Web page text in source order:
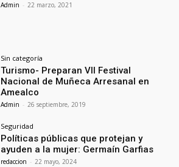
Admin - 22 marzo, 2021
Sin categoría
Turismo- Preparan VII Festival
Nacional de Muñeca Arresanal en
Amealco
Admin - 26 septiembre, 2019
Seguridad
Políticas públicas que protejan y
ayuden a la mujer: Germaín Garfias
redaccion - 22 mayo, 2024